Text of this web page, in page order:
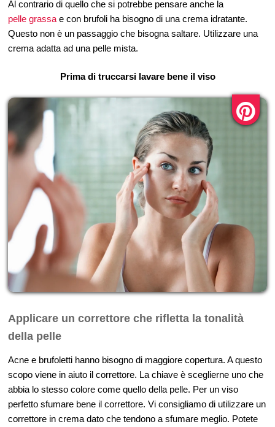
Al contrario di quello che si potrebbe pensare anche la
pelle grassa e con brufoli ha bisogno di una crema idratante.
Questo non è un passaggio che bisogna saltare. Utilizzare una
crema adatta ad una pelle mista.
Prima di truccarsi lavare bene il viso
Applicare un correttore che rifletta la tonalità
della pelle
Acne e brufoletti hanno bisogno di maggiore copertura. A questo
scopo viene in aiuto il correttore. La chiave è sceglierne uno che
abbia lo stesso colore come quello della pelle. Per un viso
perfetto sfumare bene il correttore. Vi consigliamo di utilizzare un
correttore in crema dato che tendono a sfumare meglio. Potete